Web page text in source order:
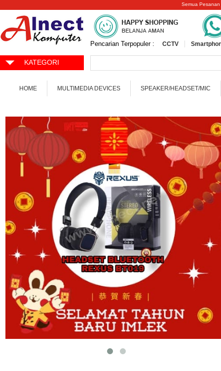
Semua Pesanan
Pencarian Terpopuler : CCTV
KATEGORI
HOME MULTIMEDIA DEVICES SPEAKER/HEADSET/MIC